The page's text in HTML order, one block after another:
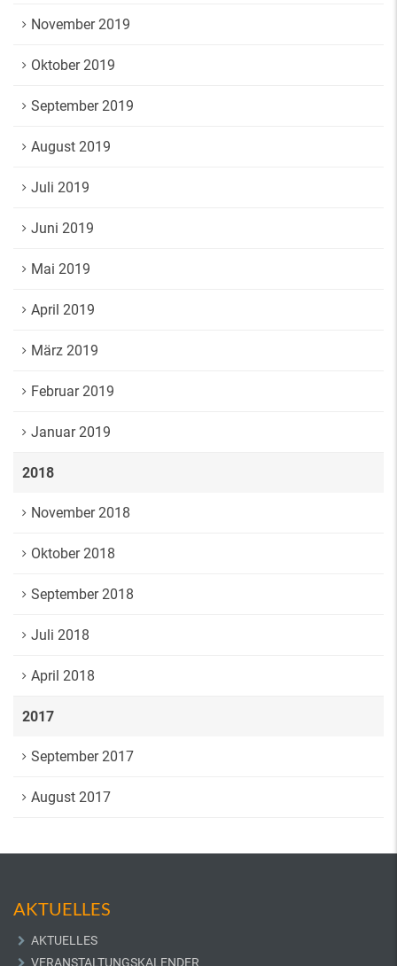
November 2019
Oktober 2019
September 2019
August 2019
Juli 2019
Juni 2019
Mai 2019
April 2019
März 2019
Februar 2019
Januar 2019
2018
November 2018
Oktober 2018
September 2018
Juli 2018
April 2018
2017
September 2017
August 2017
AKTUELLES
AKTUELLES
VERANSTALTUNGSKALENDER